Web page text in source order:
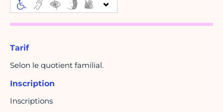
Tarif
Selon le quotient familial.
Inscription
Inscriptions